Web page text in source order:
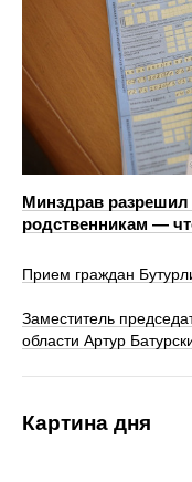
Минздрав
родственникам —
Прием граждан
Заместитель
области Артур
Картина дня